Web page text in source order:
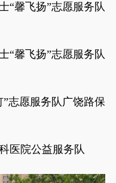
“馨飞扬”志愿服务队
“馨飞扬”志愿服务队
志愿服务队广饶路保
医院公益服务队